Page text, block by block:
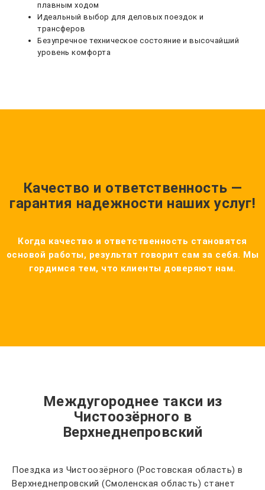
плавным ходом
Идеальный выбор для деловых поездок и
трансферов
Безупречное техническое состояние и высочайший
уровень комфорта
Качество и ответственность —
гарантия надежности наших услуг!
Когда качество и ответственность становятся
основой работы, результат говорит сам за себя. Мы
гордимся тем, что клиенты доверяют нам.
Междугороднее такси из
Чистоозёрного в
Верхнеднепровский
Поездка из Чистоозёрного (Ростовская область) в
Верхнеднепровский (Смоленская область) станет